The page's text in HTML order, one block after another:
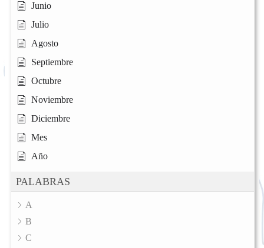
Junio
Julio
Agosto
Septiembre
Octubre
Noviembre
Diciembre
Mes
Año
PALABRAS
A
B
C